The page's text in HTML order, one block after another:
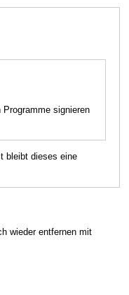
signieren
bleibt dieses eine
wieder entfernen mit